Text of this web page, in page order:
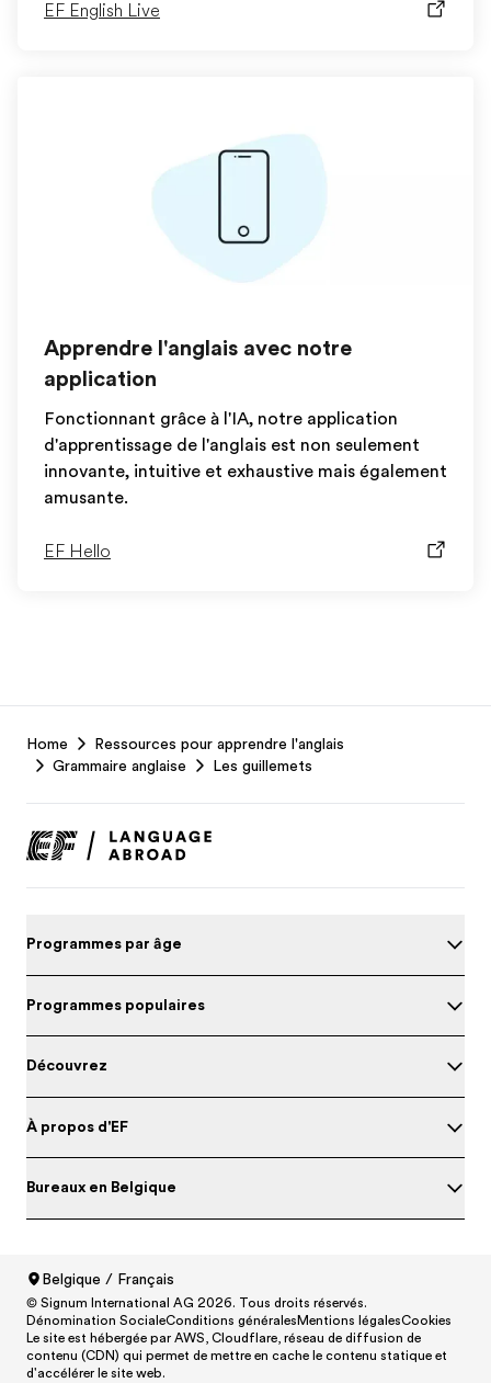
Evalue ton niveau d'anglais
EF English Live
Apprendre l'anglais avec notre
application
Fonctionnant grâce à l'IA, notre application
d'apprentissage de l'anglais est non seulement
innovante, intuitive et exhaustive mais également
amusante.
EF Hello
Footer
Home
Ressources pour apprendre l'anglais
Grammaire anglaise
Les guillemets
Programmes par âge
Programmes populaires
Découvrez
À propos d'EF
Bureaux en Belgique
Belgique / Français
North America/Canada / English
North America /Canada / Français
North America/México / Español
© Signum International AG 2026. Tous droits réservés.
Dénomination SocialeConditions généralesMentions légalesCookies
Le site est hébergée par AWS, Cloudflare, réseau de diffusion de
contenu (CDN) qui permet de mettre en cache le contenu statique et
d'accélérer le site web.